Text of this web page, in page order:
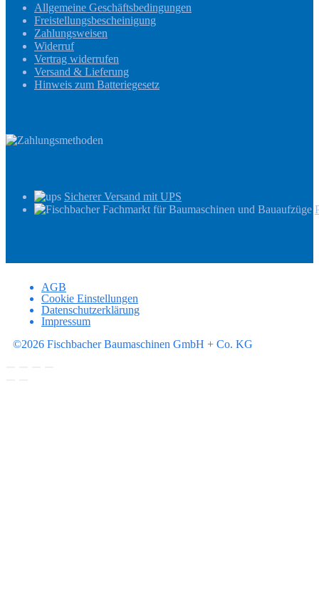
Allgemeine Geschäftsbedingungen
Freistellungsbescheinigung
Zahlungsweisen
Widerruf
Vertrag widerrufen
Versand & Lieferung
Hinweis zum Batteriegesetz
Sicherer Versand mit UPS
AGB
Cookie Einstellungen
Datenschutzerklärung
Impressum
©2026 Fischbacher Baumaschinen GmbH + Co. KG